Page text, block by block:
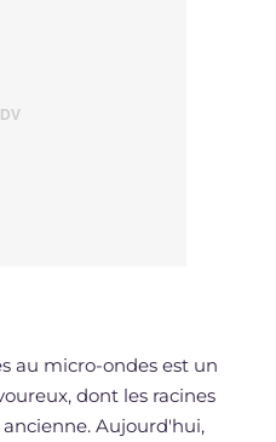
au micro-ondes est un
dont les racines
Aujourd'hui,